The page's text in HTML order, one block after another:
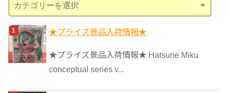
テ
ゴ
リ
ー
★プライズ景品入荷情報★
★プライズ景品入荷情報★ Hatsune Miku
conceptual series v...